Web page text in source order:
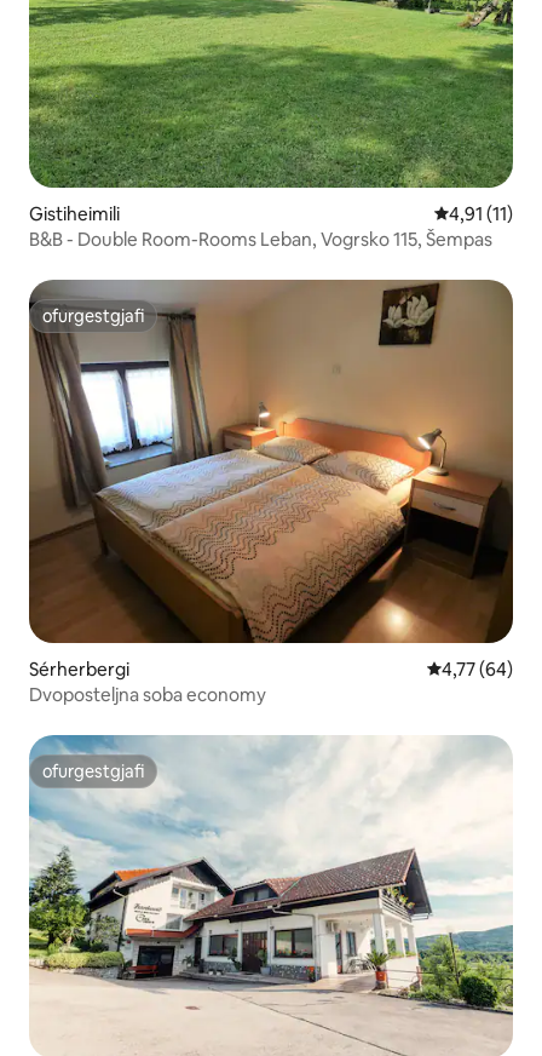
Gistiheimili 4,91 af 5 í
4,91 (11)
B&B - Double Room-Rooms Leban, Vogrsko 115, Šempas
ofurgestgjafi
ofurgestgjafi
Sérherbergi 4,77 af 5 í
4,77 (64)
Dvoposteljna soba economy
ofurgestgjafi
ofurgestgjafi